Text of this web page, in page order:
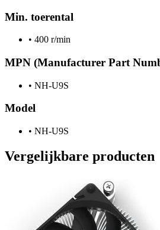
Min. toerental
• 400 r/min
MPN (Manufacturer Part
• NH-U9S
Model
• NH-U9S
Vergelijkbare producten